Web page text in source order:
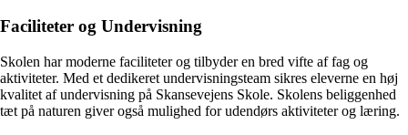
Faciliteter og Undervisning
Skolen har moderne faciliteter og tilbyder en bred vifte af fag og
aktiviteter. Med et dedikeret undervisningsteam sikres eleverne en høj
kvalitet af undervisning på Skansevejens Skole. Skolens beliggenhed
tæt på naturen giver også mulighed for udendørs aktiviteter og læring.